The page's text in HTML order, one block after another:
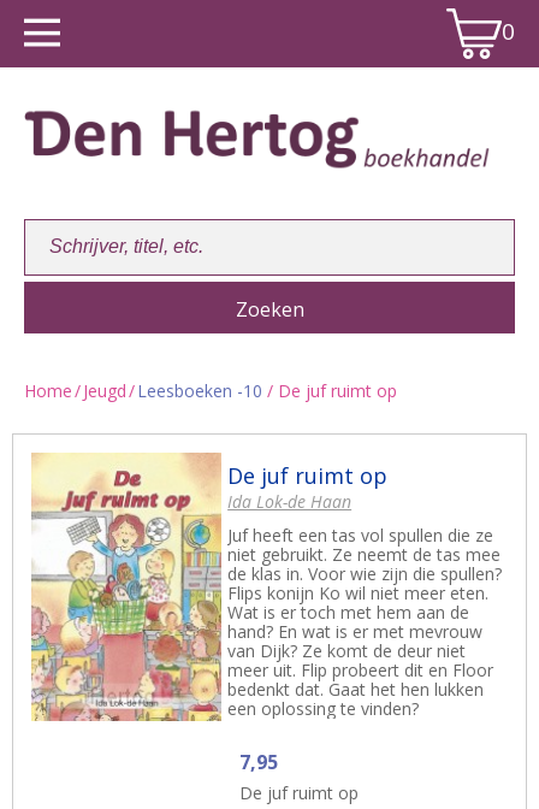
0
Home/Jeugd/Leesboeken -10 / De juf ruimt op
De juf ruimt op
Ida Lok-de Haan
Juf heeft een tas vol spullen die ze
niet gebruikt. Ze neemt de tas mee
de klas in. Voor wie zijn die spullen?
Flips konijn Ko wil niet meer eten.
Wat is er toch met hem aan de
hand? En wat is er met mevrouw
van Dijk? Ze komt de deur niet
meer uit. Flip probeert dit en Floor
bedenkt dat. Gaat het hen lukken
een oplossing te vinden?
7,95
De juf ruimt op